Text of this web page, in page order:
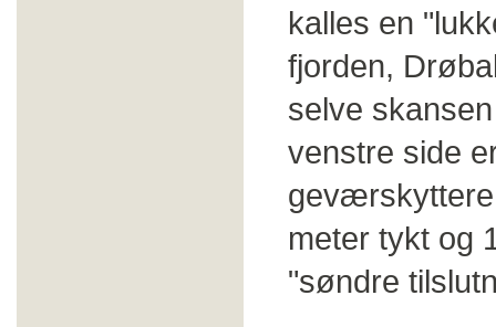
kalles en
fjorden,
selve
venstre side
meter tykt og
"søndre